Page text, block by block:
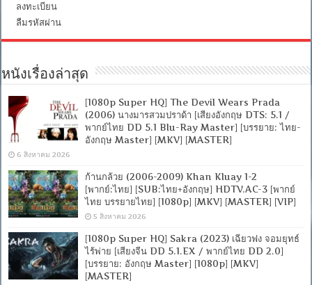
ลงทะเบียน
ลืมรหัสผ่าน
หนังเรื่องล่าสุด
[1080p Super HQ] The Devil Wears Prada
(2006) นางมารสวมปราด้า [เสียงอังกฤษ DTS: 5.1 /
พากย์ไทย DD 5.1 Blu-Ray Master] [บรรยาย: ไทย-
อังกฤษ Master] [MKV] [MASTER]
6 สิงหาคม 2026
ก้านกล้วย (2006-2009) Khan Kluay 1-2
[พากย์:ไทย] [SUB:ไทย+อังกฤษ] HDTV.AC-3 [พากย์
ไทย บรรยายไทย] [1080p] [MKV] [MASTER] [VIP]
5 สิงหาคม 2026
[1080p Super HQ] Sakra (2023) เฉียวฟง จอมยุทธ์
ไร้พ่าย [เสียงจีน DD 5.1.EX / พากย์ไทย DD 2.0]
[บรรยาย: อังกฤษ Master] [1080p] [MKV]
[MASTER]